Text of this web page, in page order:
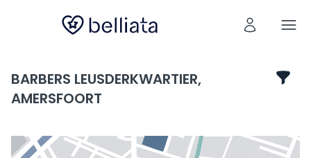
BARBERS LEUSDERKWARTIER,
AMERSFOORT